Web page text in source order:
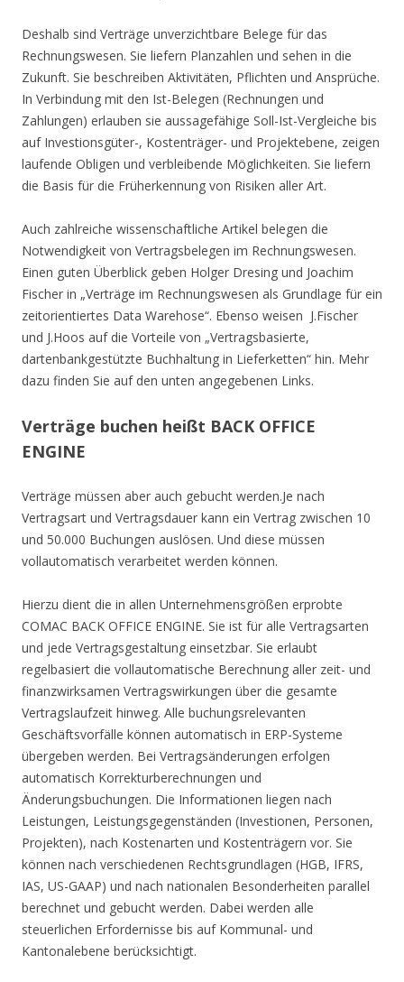
Deshalb sind Verträge unverzichtbare Belege für das
Rechnungswesen. Sie liefern Planzahlen und sehen in die
Zukunft. Sie beschreiben Aktivitäten, Pflichten und Ansprüche.
In Verbindung mit den Ist-Belegen (Rechnungen und
Zahlungen) erlauben sie aussagefähige Soll-Ist-Vergleiche bis
auf Investionsgüter-, Kostenträger- und Projektebene, zeigen
laufende Obligen und verbleibende Möglichkeiten. Sie liefern
die Basis für die Früherkennung von Risiken aller Art.
Auch zahlreiche wissenschaftliche Artikel belegen die
Notwendigkeit von Vertragsbelegen im Rechnungswesen.
Einen guten Überblick geben Holger Dresing und Joachim
Fischer in „Verträge im Rechnungswesen als Grundlage für ein
zeitorientiertes Data Warehose“. Ebenso weisen J.Fischer
und J.Hoos auf die Vorteile von „Vertragsbasierte,
dartenbankgestützte Buchhaltung in Lieferketten“ hin. Mehr
dazu finden Sie auf den unten angegebenen Links.
Verträge buchen heißt BACK OFFICE
ENGINE
Verträge müssen aber auch gebucht werden.Je nach
Vertragsart und Vertragsdauer kann ein Vertrag zwischen 10
und 50.000 Buchungen auslösen. Und diese müssen
vollautomatisch verarbeitet werden können.
Hierzu dient die in allen Unternehmensgrößen erprobte
COMAC BACK OFFICE ENGINE. Sie ist für alle Vertragsarten
und jede Vertragsgestaltung einsetzbar. Sie erlaubt
regelbasiert die vollautomatische Berechnung aller zeit- und
finanzwirksamen Vertragswirkungen über die gesamte
Vertragslaufzeit hinweg. Alle buchungsrelevanten
Geschäftsvorfälle können automatisch in ERP-Systeme
übergeben werden. Bei Vertragsänderungen erfolgen
automatisch Korrekturberechnungen und
Änderungsbuchungen. Die Informationen liegen nach
Leistungen, Leistungsgegenständen (Investionen, Personen,
Projekten), nach Kostenarten und Kostenträgern vor. Sie
können nach verschiedenen Rechtsgrundlagen (HGB, IFRS,
IAS, US-GAAP) und nach nationalen Besonderheiten parallel
berechnet und gebucht werden. Dabei werden alle
steuerlichen Erfordernisse bis auf Kommunal- und
Kantonalebene berücksichtigt.